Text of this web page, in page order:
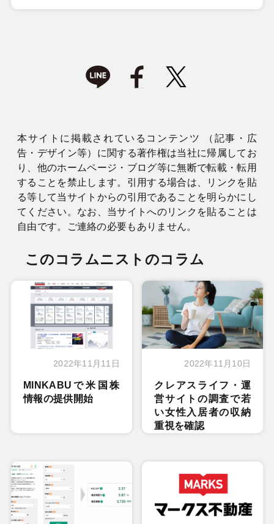
本サイトに掲載されているコンテンツ （記事・広
告・デザイン等）に関する著作権は当社に帰属してお
り、他のホームページ・ブログ等に無断で転載・転用
することを禁止します。引用する場合は、リンクを貼
る等して当サイトからの引用であることを明らかにし
てください。なお、当サイトへのリンクを貼ることは
自由です。ご連絡の必要もありません。
このコラムニストのコラム
2022年11月11日
MINKABUで米国株
情報の提供開始
2022年11月10日
クレアスライフ・運
営サイトの調査で若
い女性入居者の収納
重視を確認